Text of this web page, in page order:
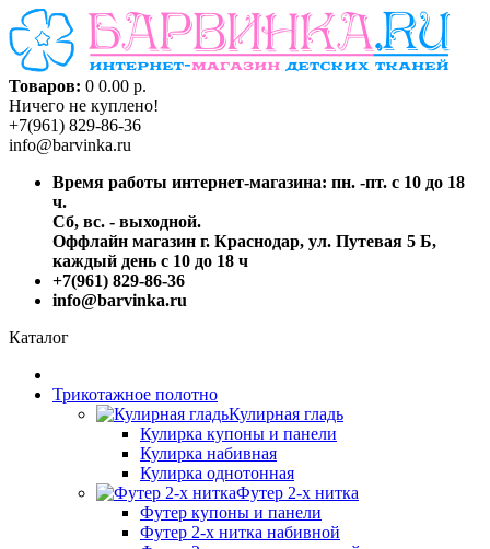
Товаров: 0 0.00 р.
Ничего не куплено!
+7(961) 829-86-36
info@barvinka.ru
Время работы интернет-магазина: пн. -пт. с 10 до 18
ч.
Сб, вс. - выходной.
Оффлайн магазин г. Краснодар, ул. Путевая 5 Б,
каждый день с 10 до 18 ч
+7(961) 829-86-36
info@barvinka.ru
Каталог
Трикотажное полотно
Кулирная гладь
Кулирка купоны и панели
Кулирка набивная
Кулирка однотонная
Футер 2-х нитка
Футер купоны и панели
Футер 2-х нитка набивной